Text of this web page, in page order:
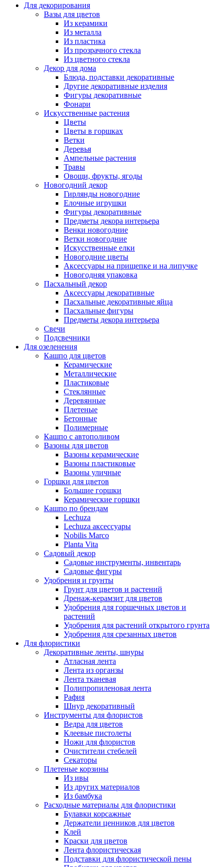
Для декорирования
Вазы для цветов
Из керамики
Из металла
Из пластика
Из прозрачного стекла
Из цветного стекла
Декор для дома
Блюда, подставки декоративные
Другие декоративные изделия
Фигуры декоративные
Фонари
Искусственные растения
Цветы
Цветы в горшках
Ветки
Деревья
Ампельные растения
Травы
Овощи, фрукты, ягоды
Новогодний декор
Гирлянды новогодние
Елочные игрушки
Фигуры декоративные
Предметы декора интерьера
Венки новогодние
Ветки новогодние
Искусственные елки
Новогодние цветы
Аксессуары на прищепке и на липучке
Новогодняя упаковка
Пасхальный декор
Аксессуары декоративные
Пасхальные декоративные яйца
Пасхальные фигуры
Предметы декора интерьера
Свечи
Подсвечники
Для озеленения
Кашпо для цветов
Керамические
Металлические
Пластиковые
Стеклянные
Деревянные
Плетеные
Бетонные
Полимерные
Кашпо с автополивом
Вазоны для цветов
Вазоны керамические
Вазоны пластиковые
Вазоны уличные
Горшки для цветов
Большие горшки
Керамические горшки
Кашпо по брендам
Lechuza
Lechuza аксессуары
Nobilis Marco
Planta Vita
Садовый декор
Садовые инструменты, инвентарь
Садовые фигуры
Удобрения и грунты
Грунт для цветов и растений
Дренаж-керамзит для цветов
Удобрения для горшечных цветов и
растений
Удобрения для растений открытого грунта
Удобрения для срезанных цветов
Для флористики
Декоративные ленты, шнуры
Атласная лента
Лента из органзы
Лента тканевая
Полипропиленовая лента
Рафия
Шнур декоративный
Инструменты для флористов
Ведра для цветов
Клеевые пистолеты
Ножи для флористов
Очистители стебелей
Секаторы
Плетеные корзины
Из ивы
Из других материалов
Из бамбука
Расходные материалы для флористики
Булавки корсажные
Держатели ценников для цветов
Клей
Краски для цветов
Лента флористическая
Подставки для флористической пены